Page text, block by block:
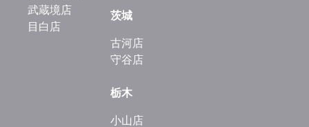
武蔵境店
目白店
茨城
古河店
守谷店
栃木
小山店